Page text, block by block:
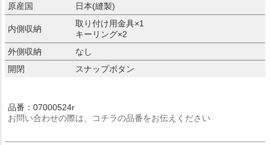
原産国
日本(縫製)
内側収納
取り付け用金具×1
キーリング×2
外側収納
なし
開閉
スナップボタン
品番：07000524r
お問い合わせの際は、コチラの品番をお伝えください